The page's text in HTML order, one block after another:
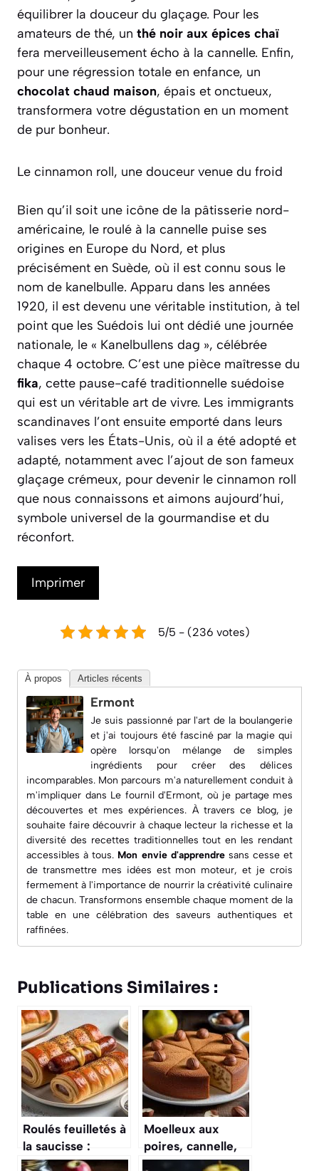
équilibrer la douceur du glaçage. Pour les
amateurs de thé, un thé noir aux épices chaï
fera merveilleusement écho à la cannelle. Enfin,
pour une régression totale en enfance, un
chocolat chaud maison, épais et onctueux,
transformera votre dégustation en un moment
de pur bonheur.
Le cinnamon roll, une douceur venue du froid
Bien qu’il soit une icône de la pâtisserie nord-
américaine, le roulé à la cannelle puise ses
origines en Europe du Nord, et plus
précisément en Suède, où il est connu sous le
nom de kanelbulle. Apparu dans les années
1920, il est devenu une véritable institution, à tel
point que les Suédois lui ont dédié une journée
nationale, le « Kanelbullens dag », célébrée
chaque 4 octobre. C’est une pièce maîtresse du
fika, cette pause-café traditionnelle suédoise
qui est un véritable art de vivre. Les immigrants
scandinaves l’ont ensuite emporté dans leurs
valises vers les États-Unis, où il a été adopté et
adapté, notamment avec l’ajout de son fameux
glaçage crémeux, pour devenir le cinnamon roll
que nous connaissons et aimons aujourd’hui,
symbole universel de la gourmandise et du
réconfort.
Imprimer
5/5 - (236 votes)
À propos Articles récents
Ermont
Je suis passionné par l'art de la boulangerie
et j'ai toujours été fasciné par la magie qui
opère lorsqu'on mélange de simples
ingrédients pour créer des délices
incomparables. Mon parcours m'a naturellement conduit à
m'impliquer dans Le fournil d'Ermont, où je partage mes
découvertes et mes expériences. À travers ce blog, je
souhaite faire découvrir à chaque lecteur la richesse et la
diversité des recettes traditionnelles tout en les rendant
accessibles à tous. Mon envie d'apprendresans cesse et
de transmettre mes idées est mon moteur, et je crois
fermement à l'importance de nourrir la créativité culinaire
de chacun. Transformons ensemble chaque moment de la
table en une célébration des saveurs authentiques et
raffinées.
Publications Similaires :
Roulés feuilletés à
la saucisse :
recette facile et
Moelleux aux
poires, cannelle,
noisettes : ce